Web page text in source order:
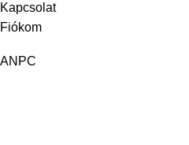
Kapcsolat
Fiókom
ANPC